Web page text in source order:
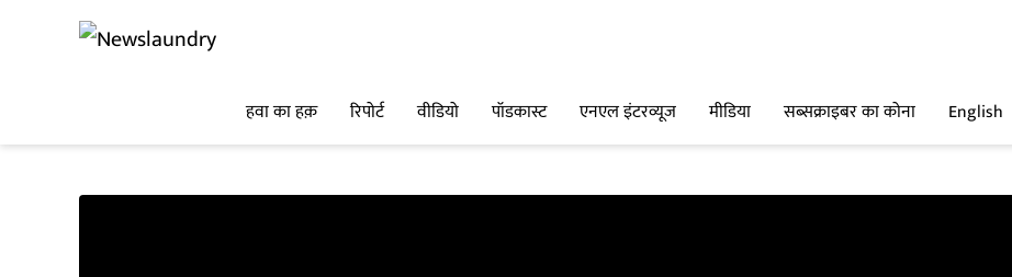
हवा का हक़ रिपोर्ट वीडियो पॉडकास्ट एनएल इंटरव्यूज मीडिया सब्सक्राइबर का कोना English